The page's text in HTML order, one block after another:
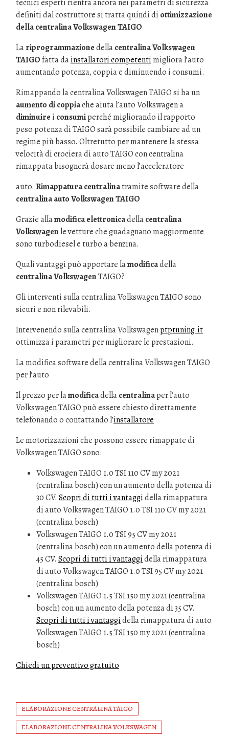
tecnici esperti rientra ancora nei parametri di sicurezza
definiti dal costruttore si tratta quindi di ottimizzazione
della centralina Volkswagen TAIGO
Lariprogrammazionedellacentralina Volkswagen
TAIGOfatta dainstallatori competenti migliora l’auto
aumentando potenza, coppia e diminuendo i consumi.
Rimappando la centralina Volkswagen TAIGO si ha un
aumento di coppiache aiuta l’auto Volkswagen a
diminuire i consumiperché migliorando il rapporto
peso potenza di TAIGO sarà possibile cambiare ad un
regime più basso. Oltretutto per mantenere la stessa
velocità di crociera di auto TAIGO con centralina
rimappata bisognerà dosare meno l’acceleratore
auto. Rimappatura centralinatramite software della
centralina auto Volkswagen TAIGO
Grazie allamodifica elettronicadellacentralina
Volkswagenle vetture che guadagnano maggiormente
sono turbodiesel e turbo a benzina.
Quali vantaggi può apportare lamodificadella
centralina VolkswagenTAIGO?
Gli interventi sulla centralina Volkswagen TAIGO sono
sicuri e non rilevabili.
Intervenendo sulla centralina Volkswagenptptuning.it
ottimizza i parametri per migliorare le prestazioni.
La modifica software della centralina Volkswagen TAIGO
per l’auto
Il prezzo per lamodificadellacentralinaper l’auto
Volkswagen TAIGO può essere chiesto direttamente
telefonando o contattando l’installatore
Le motorizzazioni che possono essere rimappate di
Volkswagen TAIGO sono:
Volkswagen TAIGO 1.0 TSI 110 CV my 2021
(centralina bosch) con un aumento della potenza di
30 CV. Scopri di tutti i vantaggidella rimappatura
di auto Volkswagen TAIGO 1.0 TSI 110 CV my 2021
(centralina bosch)
Volkswagen TAIGO 1.0 TSI 95 CV my 2021
(centralina bosch) con un aumento della potenza di
45 CV. Scopri di tutti i vantaggidella rimappatura
di auto Volkswagen TAIGO 1.0 TSI 95 CV my 2021
(centralina bosch)
Volkswagen TAIGO 1.5 TSI 150 my 2021 (centralina
bosch) con un aumento della potenza di 35 CV.
Scopri di tutti i vantaggidella rimappatura di auto
Volkswagen TAIGO 1.5 TSI 150 my 2021 (centralina
bosch)
Chiedi un preventivo gratuito
ELABORAZIONE CENTRALINA TAIGO
ELABORAZIONE CENTRALINA VOLKSWAGEN